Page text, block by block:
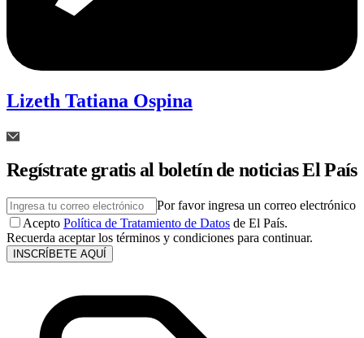
Lizeth Tatiana Ospina
Regístrate gratis al boletín de noticias El País
Por favor ingresa un correo electrónico
Acepto Política de Tratamiento de Datos de El País.
Recuerda aceptar los términos y condiciones para continuar.
INSCRÍBETE AQUÍ